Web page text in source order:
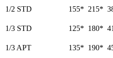
1/2 STD
155* 215*
1/3 STD 125* 180*
1/3 APT 135* 190*